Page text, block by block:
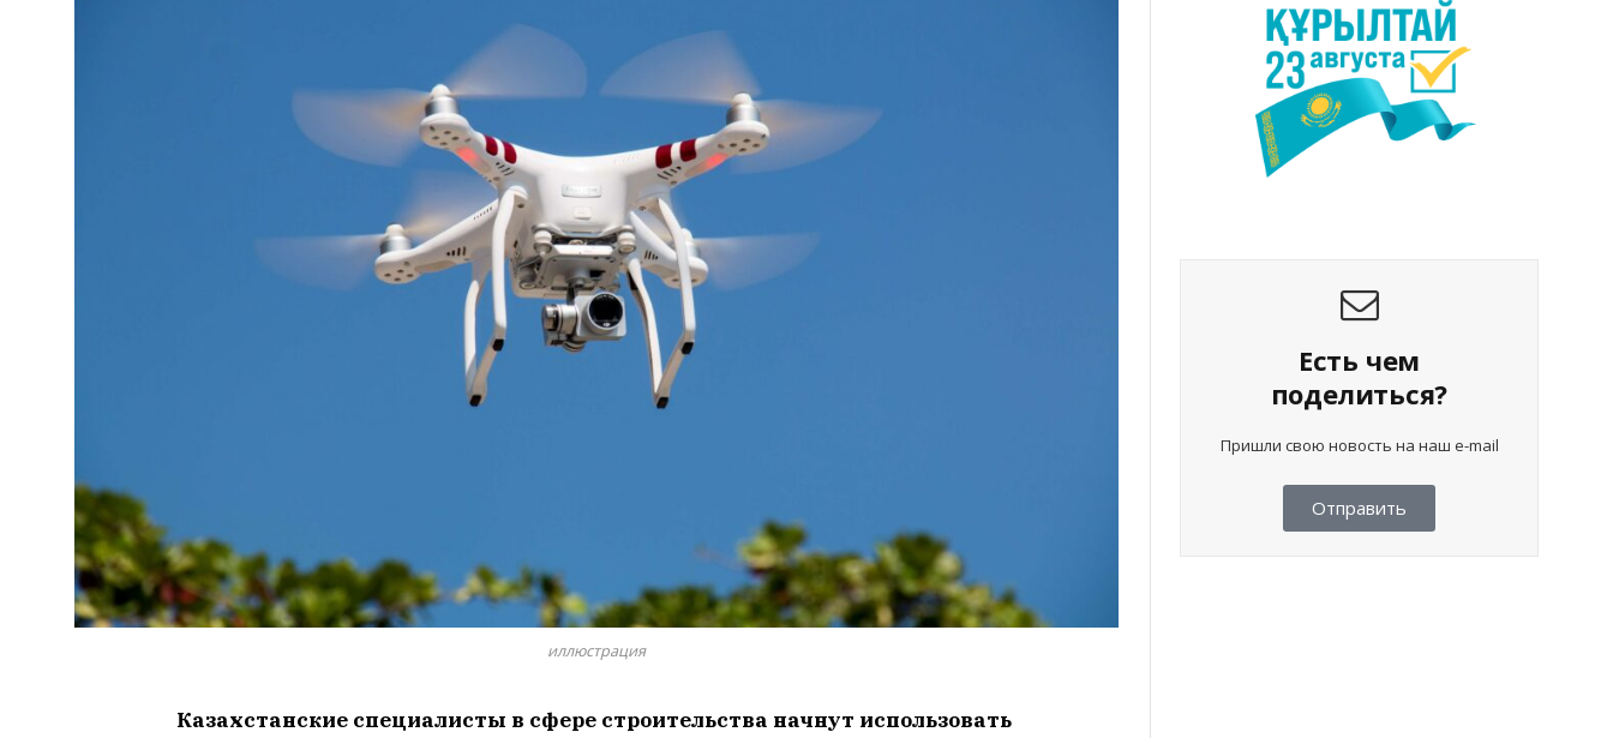
иллюстрация
Казахстанские специалисты в сфере строительства начнут использовать
Есть чем
поделиться?
Пришли свою новость на наш e-mail
Отправить